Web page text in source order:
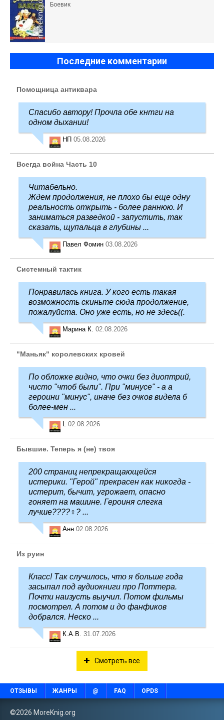
Боевик
Последние комментарии
Помощница антиквара
Спасибо автору! Прочла обе кнтги на
одном дыхании!
НП 05.08.2026
Всегда война Часть 10
Читабельно.
Ждем продолжения, не плохо бы еще одну
реальность открыть - более раннюю. И
заниматься разведкой - запустить, так
сказать, щупальца в глубины ...
Павел Фомин 03.08.2026
Системный тактик
Понравилась книга. У кого есть такая
возможность скиньте сюда продолжение,
пожалуйста. Оно уже есть, но не здесь((.
Марина К. 02.08.2026
"Маньяк" королевских кровей
По обложке видно, что очки без диоптрий,
чисто "чтоб были". При "минусе" - а а
героини "минус", иначе без очков видела б
более-мен ...
02.08.2026
Бывшие. Теперь я (не) твоя
200 страниц непрекращающейся
истерики. "Герой" прекрасен как никогда -
истерит, бычит, угрожает, опасно
гоняет на машине. Героиня слегка
лучше????‍♀️? ...
Анн 02.08.2026
Из руин
Класс! Так случилось, что я больше года
засыпал под аудиокниги про Поттера.
Почти наизусть выучил. Потом фильмы
посмотрел. А потом и до фанфиков
добрался. Неско ...
К.А.В. 31.07.2026
Смотреть все
ОТЗЫВЫ ЖАНРЫ @ FAQ OPDS
©2026 MoreKnig.org